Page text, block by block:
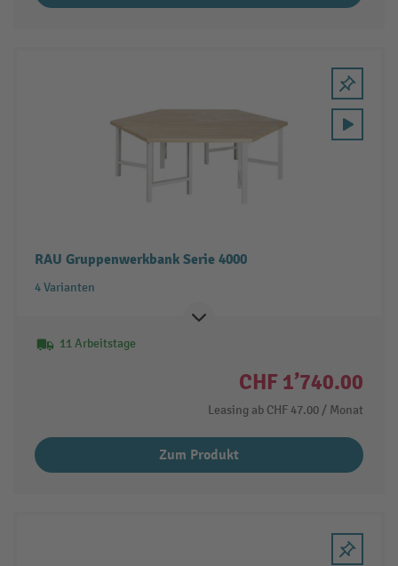
RAU Gruppenwerkbank Serie 4000
4 Varianten
11 Arbeitstage
CHF 1’740.00
Leasing ab CHF 47.00 / Monat
Zum Produkt